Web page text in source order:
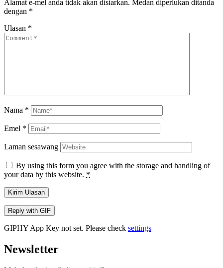
Alamat e-mel anda tidak akan disiarkan. Medan diperlukan ditanda
dengan *
Ulasan *
Nama *
Emel *
Laman sesawang
By using this form you agree with the storage and handling of
your data by this website. *
Kirim Ulasan
Reply with GIF
GIPHY App Key not set. Please check settings
Newsletter